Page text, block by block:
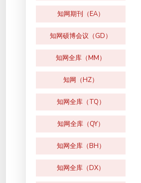
知网期刊（EA）
知网硕博会议（GD）
知网全库（MM）
知网（HZ）
知网全库（TQ）
知网全库（QY）
知网全库（BH）
知网全库（DX）